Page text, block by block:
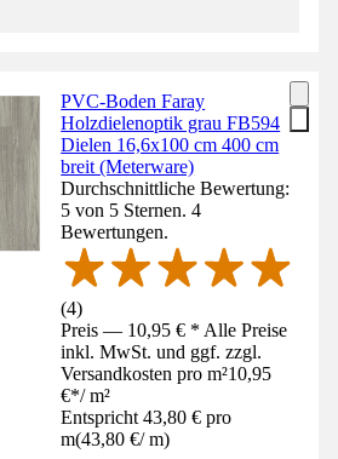
PVC-Boden Faray
Holzdielenoptik grau FB594
Dielen 16,6x100 cm 400 cm
breit (Meterware)
Durchschnittliche Bewertung:
5 von 5 Sternen. 4
Bewertungen.
(4)
Preis — 10,95 € * Alle Preise
inkl. MwSt. und ggf. zzgl.
Versandkosten pro m²10,95
€*/ m²
Entspricht 43,80 € pro
m(43,80 €/ m)